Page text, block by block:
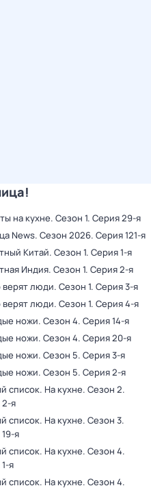
на кухне. Сезон 1. Серия 29-я
News. Сезон 2026. Серия 121-я
Китай. Сезон 1. Серия 1-я
Индия. Сезон 1. Серия 2-я
верят люди. Сезон 1. Серия 3-я
верят люди. Сезон 1. Серия 4-я
ножи. Сезон 4. Серия 14-я
ножи. Сезон 4. Серия 20-я
ножи. Сезон 5. Серия 3-я
ножи. Сезон 5. Серия 2-я
спиcoк. На кухне. Сезон 2.
я
спиcoк. На кухне. Сезон 3.
я
спиcoк. На кухне. Сезон 4.
я
спиcoк. На кухне. Сезон 4.